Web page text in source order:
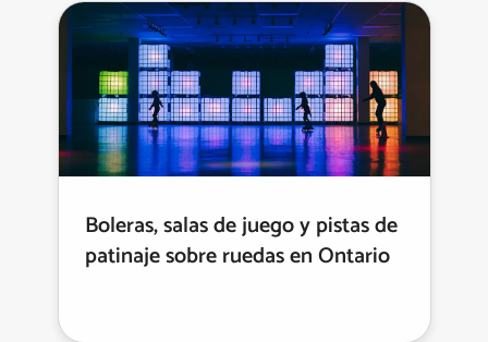
Boleras, salas de juego y pistas de
patinaje sobre ruedas en Ontario